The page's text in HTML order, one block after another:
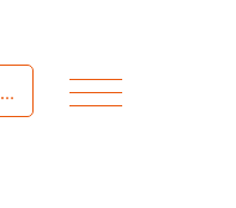
anmelden Menü